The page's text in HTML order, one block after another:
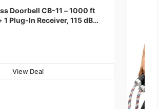
Doorbell CB-11 – 1000 ft
1 Plug-In Receiver, 115 dB
View Deal